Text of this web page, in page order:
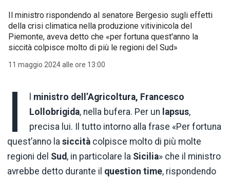
Il ministro rispondendo al senatore Bergesio sugli effetti
della crisi climatica nella produzione vitivinicola del
Piemonte, aveva detto che «per fortuna quest'anno la
siccità colpisce molto di più le regioni del Sud»
11 maggio 2024 alle ore 13:00
I
ministro dell’Agricoltura, Francesco
Lollobrigida, nella bufera. Per un lapsus,
precisa lui. Il tutto intorno alla frase «Per fortuna
quest’anno la siccità colpisce molto di più molte
regioni del Sud, in particolare la Sicilia» che il ministro
avrebbe detto durante il question time, rispondendo